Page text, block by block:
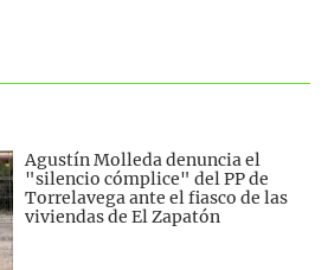
Agustín Molleda denuncia el
"silencio cómplice" del PP de
Torrelavega ante el fiasco de las
viviendas de El Zapatón